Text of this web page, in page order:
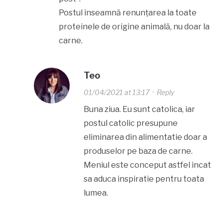
Postul înseamnă renunțarea la toate
proteinele de origine animală, nu doar la
carne.
Teo
01/04/2021 at 13:17· Reply
Buna ziua. Eu sunt catolica, iar
postul catolic presupune
eliminarea din alimentatie doar a
produselor pe baza de carne.
Meniul este conceput astfel incat
sa aduca inspiratie pentru toata
lumea.